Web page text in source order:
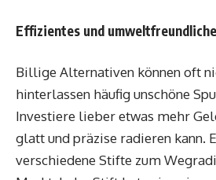
Effizientes und
Billige Alternativen können oft
hinterlassen häufig unschöne
Investiere lieber etwas mehr
glatt und präzise radieren kann.
verschiedene Stifte zum